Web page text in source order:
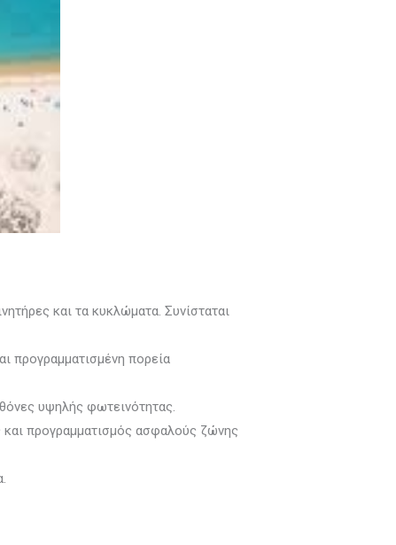
και τα κυκλώματα. Συνίσταται
προγραμματισμένη πορεία
υψηλής φωτεινότητας.
και προγραμματισμός ασφαλούς ζώνης